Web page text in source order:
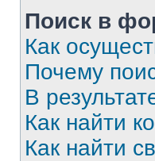
Поиск в
Как
Почему
В
Как найти
Как найти